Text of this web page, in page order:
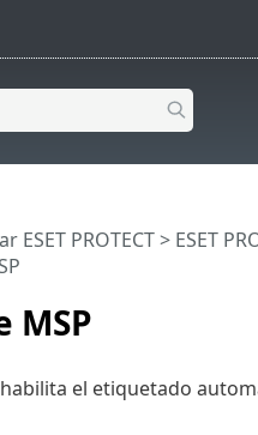
MSP
ESET PROTECT> ESET
habilita el etiquetado